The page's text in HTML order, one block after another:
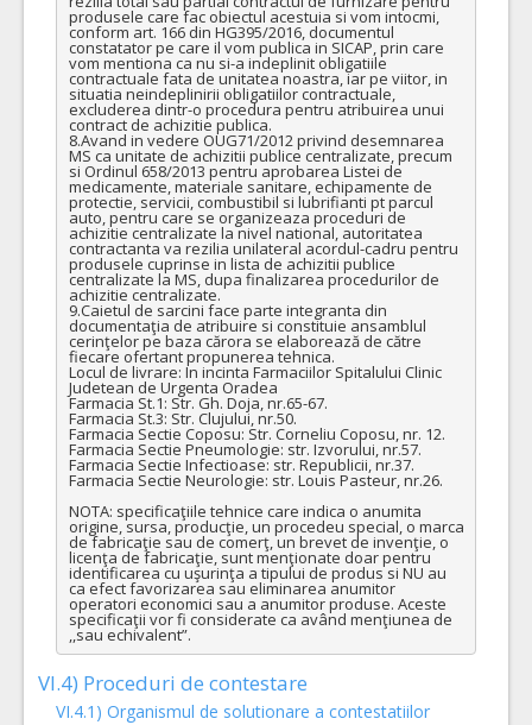
produsele care fac obiectul acestuia si vom intocmi,
conform art. 166 din HG395/2016, documentul
constatator pe care il vom publica in SICAP, prin care
vom mentiona ca nu si-a indeplinit obligatiile
contractuale fata de unitatea noastra, iar pe viitor, in
situatia neindeplinirii obligatiilor contractuale,
excluderea dintr-o procedura pentru atribuirea unui
contract de achizitie publica.
8.Avand in vedere OUG71/2012 privind desemnarea
MS ca unitate de achizitii publice centralizate, precum
si Ordinul 658/2013 pentru aprobarea Listei de
medicamente, materiale sanitare, echipamente de
protectie, servicii, combustibil si lubrifianti pt parcul
auto, pentru care se organizeaza proceduri de
achizitie centralizate la nivel national, autoritatea
contractanta va rezilia unilateral acordul-cadru pentru
produsele cuprinse in lista de achizitii publice
centralizate la MS, dupa finalizarea procedurilor de
achizitie centralizate.
9.Caietul de sarcini face parte integranta din
documentaţia de atribuire si constituie ansamblul
cerinţelor pe baza cărora se elaborează de către
fiecare ofertant propunerea tehnica.
Locul de livrare: In incinta Farmaciilor Spitalului Clinic
Judetean de Urgenta Oradea
Farmacia St.1: Str. Gh. Doja, nr.65-67.
Farmacia St.3: Str. Clujului, nr.50.
Farmacia Sectie Coposu: Str. Corneliu Coposu, nr. 12.
Farmacia Sectie Pneumologie: str. Izvorului, nr.57.
Farmacia Sectie Infectioase: str. Republicii, nr.37.
Farmacia Sectie Neurologie: str. Louis Pasteur, nr.26.
NOTA: specificaţiile tehnice care indica o anumita
origine, sursa, producţie, un procedeu special, o marca
de fabricaţie sau de comerţ, un brevet de invenţie, o
licenţa de fabricaţie, sunt menţionate doar pentru
identificarea cu uşurinţa a tipului de produs si NU au
ca efect favorizarea sau eliminarea anumitor
operatori economici sau a anumitor produse. Aceste
specificaţii vor fi considerate ca având menţiunea de
,,sau echivalent”.
VI.4) Proceduri de contestare
VI.4.1) Organismul de solutionare a contestatiilor